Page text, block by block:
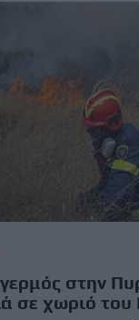
στην
σε χωριό του